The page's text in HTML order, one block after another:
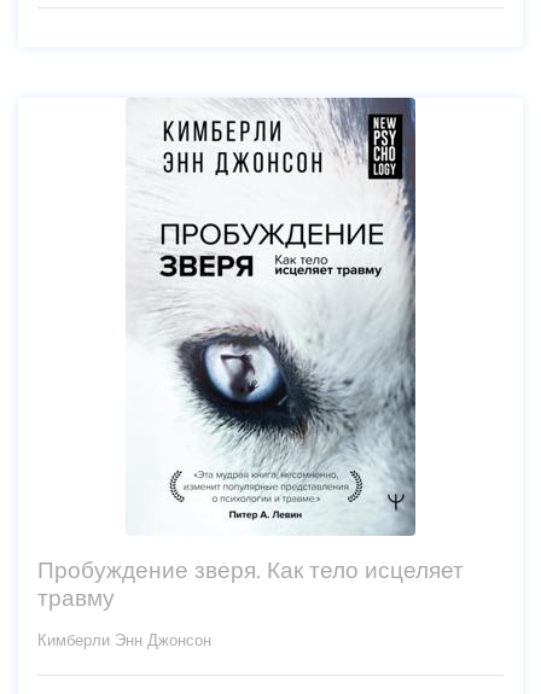
Пробуждение зверя. Как тело исцеляет
травму
Кимберли Энн Джонсон